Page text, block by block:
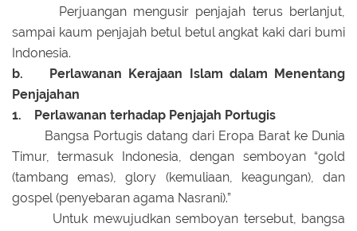
Perjuangan mengusir penjajah terus berlanjut,
sampai kaum penjajah betul betul angkat kaki dari bumi
Indonesia.
b. Perlawanan Kerajaan Islam dalam Menentang
Penjajahan
1. Perlawanan terhadap Penjajah Portugis
Bangsa Portugis datang dari Eropa Barat ke Dunia
Timur, termasuk Indonesia, dengan semboyan “gold
(tambang emas), glory (kemuliaan, keagungan), dan
gospel (penyebaran agama Nasrani).”
Untuk mewujudkan semboyan tersebut, bangsa